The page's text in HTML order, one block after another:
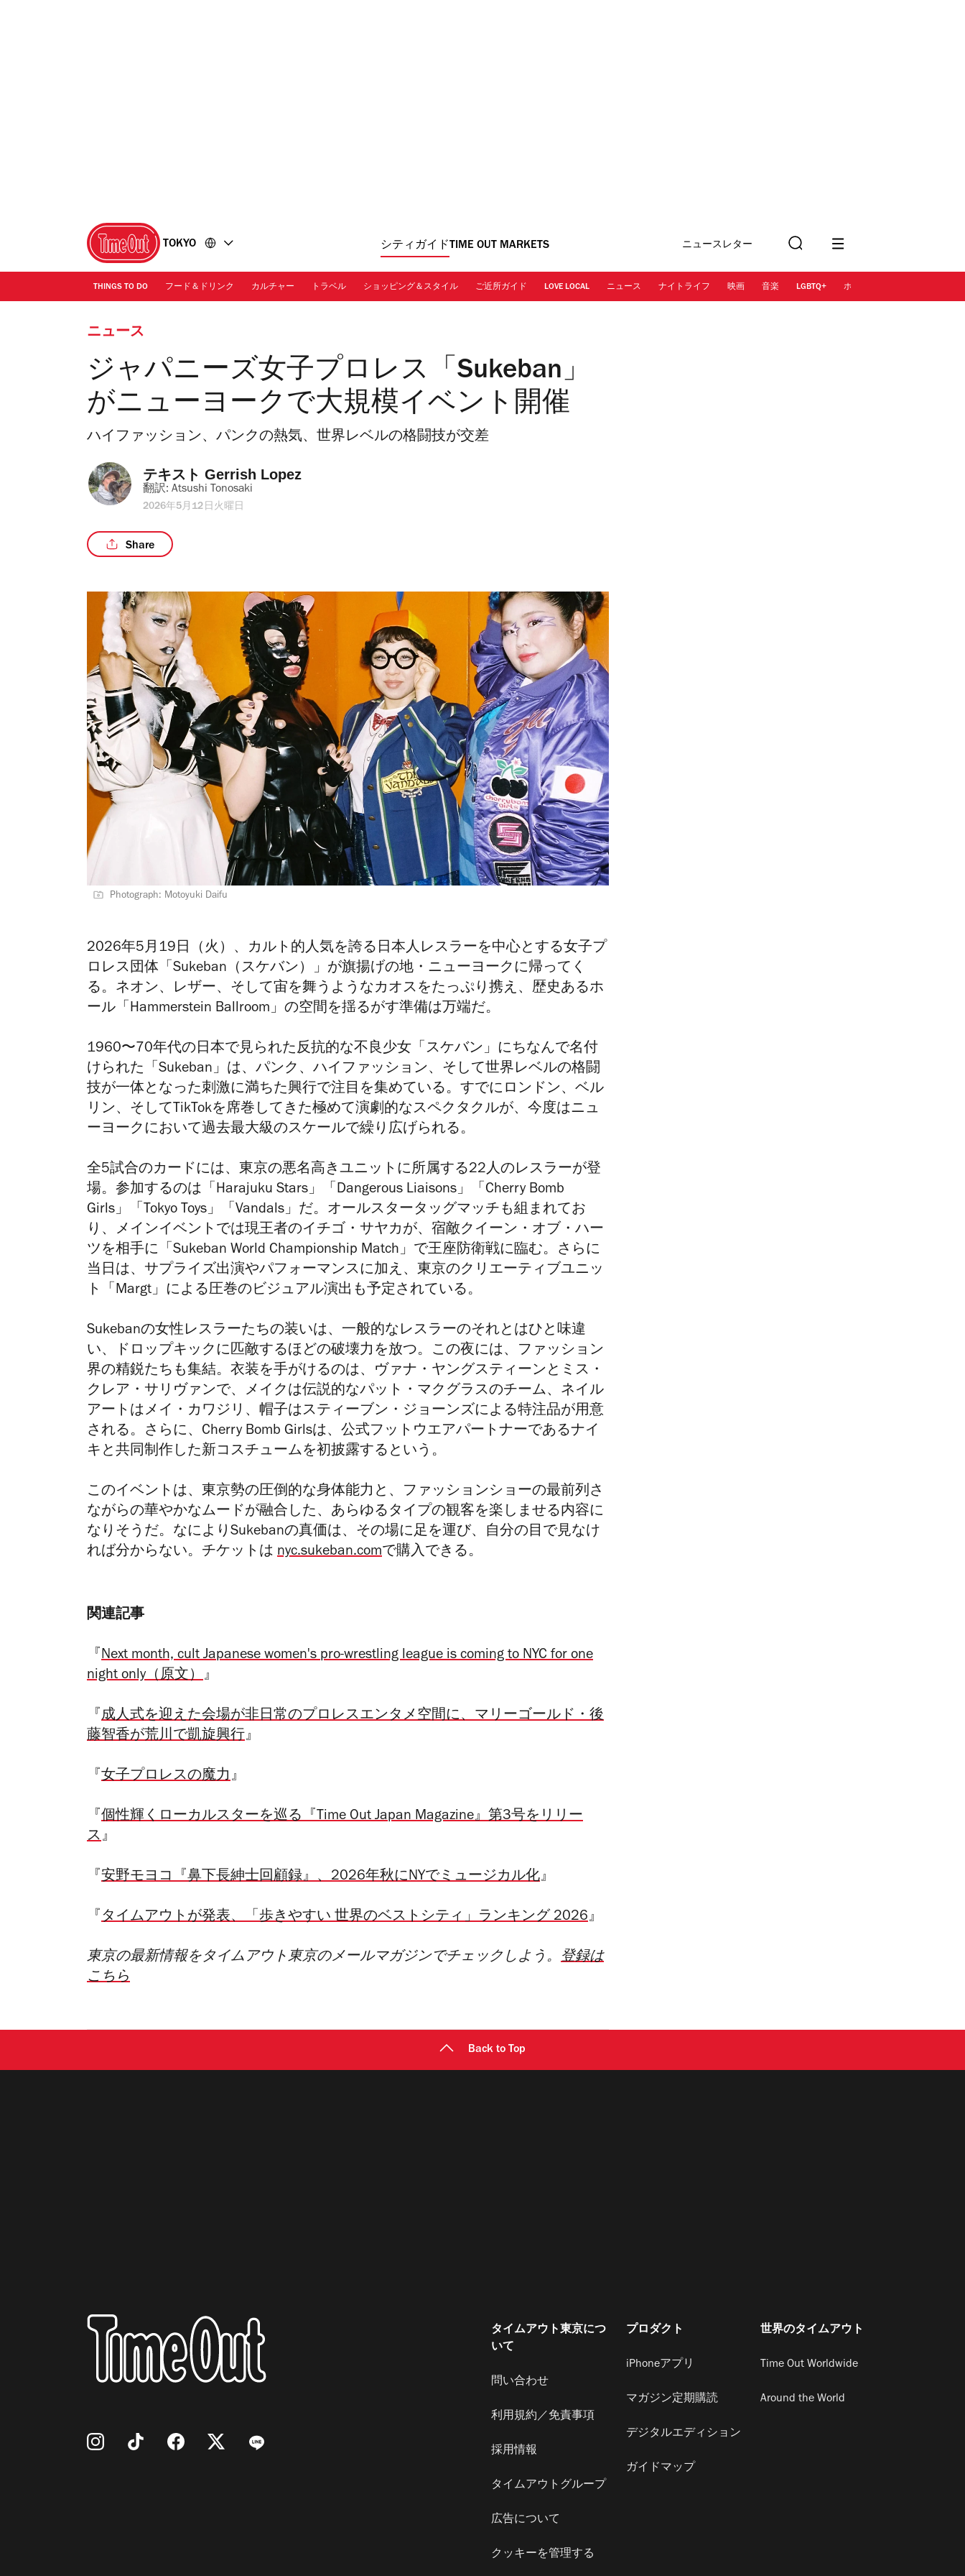
TOKYO シティガイド TIME OUT MARKETS ニュースレター
に登録
索
THINGS TO DO フード＆ドリンク カルチャー トラベル ショッピング＆スタイル ご近所ガイド LOVE LOCAL ニュース ナイトライフ 映画 音楽 LGBTQ+ ホテル
ニュース
ジャパニーズ女子プロレス「Sukeban」
がニューヨークで大規模イベント開催
ハイファッション、パンクの熱気、世界レベルの格闘技が交差
テキスト Gerrish Lopez
翻訳: Atsushi Tonosaki
2026年5月12日火曜日
Share
Photograph: Motoyuki Daifu
2026年5月19日（火）、カルト的人気を誇る日本人レスラーを中心とする女子プ
ロレス団体「Sukeban（スケバン）」が旗揚げの地・ニューヨークに帰ってく
る。ネオン、レザー、そして宙を舞うようなカオスをたっぷり携え、歴史あるホ
ール「Hammerstein Ballroom」の空間を揺るがす準備は万端だ。
1960〜70年代の日本で見られた反抗的な不良少女「スケバン」にちなんで名付
けられた「Sukeban」は、パンク、ハイファッション、そして世界レベルの格闘
技が一体となった刺激に満ちた興行で注目を集めている。すでにロンドン、ベル
リン、そしてTikTokを席巻してきた極めて演劇的なスペクタクルが、今度はニュ
ーヨークにおいて過去最大級のスケールで繰り広げられる。
全5試合のカードには、東京の悪名高きユニットに所属する22人のレスラーが登
場。参加するのは「Harajuku Stars」「Dangerous Liaisons」「Cherry Bomb
Girls」「Tokyo Toys」「Vandals」だ。オールスタータッグマッチも組まれてお
り、メインイベントでは現王者のイチゴ・サヤカが、宿敵クイーン・オブ・ハー
ツを相手に「Sukeban World Championship Match」で王座防衛戦に臨む。さらに
当日は、サプライズ出演やパフォーマンスに加え、東京のクリエーティブユニッ
ト「Margt」による圧巻のビジュアル演出も予定されている。
Sukebanの女性レスラーたちの装いは、一般的なレスラーのそれとはひと味違
い、ドロップキックに匹敵するほどの破壊力を放つ。この夜には、ファッション
界の精鋭たちも集結。衣装を手がけるのは、ヴァナ・ヤングスティーンとミス・
クレア・サリヴァンで、メイクは伝説的なパット・マクグラスのチーム、ネイル
アートはメイ・カワジリ、帽子はスティーブン・ジョーンズによる特注品が用意
される。さらに、Cherry Bomb Girlsは、公式フットウエアパートナーであるナイ
キと共同制作した新コスチュームを初披露するという。
このイベントは、東京勢の圧倒的な身体能力と、ファッションショーの最前列さ
ながらの華やかなムードが融合した、あらゆるタイプの観客を楽しませる内容に
なりそうだ。なによりSukebanの真価は、その場に足を運び、自分の目で見なけ
れば分からない。チケットは nyc.sukeban.comで購入できる。
関連記事
『 Next month, cult Japanese women's pro-wrestling league is coming to NYC for one
night only（原文）』
『 成人式を迎えた会場が非日常のプロレスエンタメ空間に、マリーゴールド・後
藤智香が荒川で凱旋興行』
『 女子プロレスの魔力』
『 個性輝くローカルスターを巡る『Time Out Japan Magazine』第3号をリリー
ス』
『 安野モヨコ『鼻下長紳士回顧録』、2026年秋にNYでミュージカル化』
『 タイムアウトが発表、「歩きやすい 世界のベストシティ」ランキング 2026』
東京の最新情報をタイムアウト東京のメールマガジンでチェックしよう。 登録は
こちら
Back to Top
タイムアウト東京につ
いて
問い合わせ
利用規約／免責事項
採用情報
タイムアウトグループ
広告について
クッキーを管理する
プロダクト
iPhoneアプリ
マガジン定期購読
デジタルエディション
ガイドマップ
世界のタイムアウト
Time Out Worldwide
Around the World